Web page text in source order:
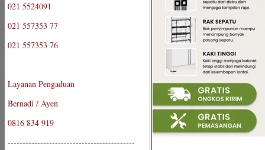
021 5524091
021 557353 77
021 557353 76
Layanan Pengaduan
Bernadi / Ayen
0816 834 919
-------------------------------------------